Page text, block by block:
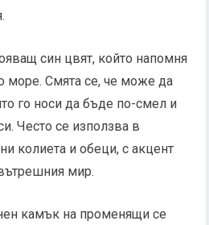
син цвят, който напомня
море. Смята се, че може да
го носи да бъде по-смел и
Често се използва в
колиета и обеци, с акцент
мир.
камък на променящи се